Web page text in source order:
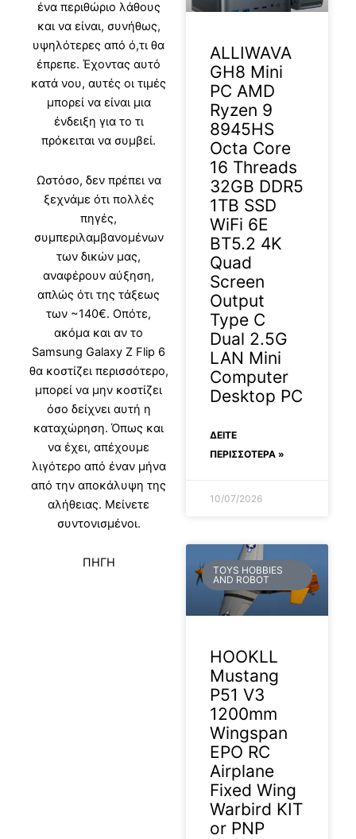
ένα περιθώριο λάθους
και να είναι, συνήθως,
υψηλότερες από ό,τι θα
έπρεπε. Έχοντας αυτό
κατά νου, αυτές οι τιμές
μπορεί να είναι μια
ένδειξη για το τι
πρόκειται να συμβεί.
Ωστόσο, δεν πρέπει να
ξεχνάμε ότι πολλές
πηγές,
συμπεριλαμβανομένων
των δικών μας,
αναφέρουν αύξηση,
απλώς ότι της τάξεως
των ~140€. Οπότε,
ακόμα και αν το
Samsung Galaxy Z Flip 6
θα κοστίζει περισσότερο,
μπορεί να μην κοστίζει
όσο δείχνει αυτή η
καταχώρηση. Όπως και
να έχει, απέχουμε
λιγότερο από έναν μήνα
από την αποκάλυψη της
αλήθειας. Μείνετε
συντονισμένοι.
ΠΗΓΗ
ALLIWAVA
GH8 Mini
PC AMD
Ryzen 9
8945HS
Octa Core
16 Threads
32GB DDR5
1TB SSD
WiFi 6E
BT5.2 4K
Quad
Screen
Output
Type C
Dual 2.5G
LAN Mini
Computer
Desktop PC
ΔΕΊΤΕ
ΠΕΡΙΣΣΟΤΕΡΑ »
10/07/2026
TOYS HOBBIES
AND ROBOT
HOOKLL
Mustang
P51 V3
1200mm
Wingspan
EPO RC
Airplane
Fixed Wing
Warbird KIT
or PNP